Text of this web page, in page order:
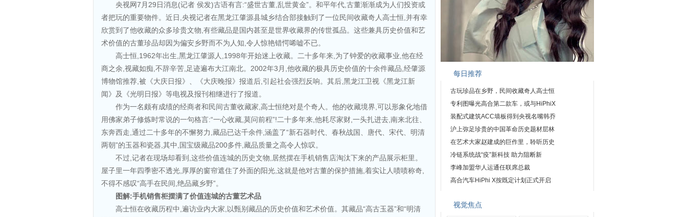
央视网7月29日消息(记者 侯发)古语有言:“盛世古董,乱世黄金”。和平年代,古董渐渐成为人们投资或
者把玩的重要物件。近日,央视记者在黑龙江肇源县城乡结合部接触到了一位民间收藏奇人高士恒,并有幸
欣赏到了他收藏的众多珍贵文物,有些藏品是国内甚至是世界收藏界的传世孤品。这些兼具历史价值和艺
术价值的古董珍品却因为偏安乡野而不为人知,令人惊艳错愕唏嘘不已。
高士恒,1962年出生,黑龙江肇源人,1998年开始迷上收藏。二十多年来,为了钟爱的收藏事业,他在经
商之余,视藏如痴,不辞辛苦,足迹遍布大江南北。2002年3月,他收藏的极具历史价值的十余件藏品,经肇源
博物馆推荐,被《大庆日报》、《大庆晚报》报道后,引起社会强烈反响。其后,黑龙江卫视《黑龙江新
闻》及《光明日报》等电视及报刊相继进行了报道。
作为一名颇有成绩的经商者和民间古董收藏家,高士恒绝对是个奇人。他的收藏境界,可以形象化地借
用佛家弟子修炼时常说的一句格言:“一心收藏,莫问前程”!二十多年来,他耗尽家财,一头扎进去,南来北往、
东奔西走,通过二十多年的不懈努力,藏品已达千余件,涵盖了“新石器时代、春秋战国、唐代、宋代、明清
两朝”的玉器和瓷器,其中,国宝级藏品200多件,藏品质量之高令人惊叹。
不过,记者在现场却看到,这些价值连城的历史文物,居然摆在手机销售店淘汰下来的产品展示柜里。
屋子里一年四季密不透光,厚厚的窗帘遮住了外面的阳光,这就是他对古董的保护措施,着实让人啧啧称奇,
不得不感叹“高手在民间,绝品藏乡野”。
图解:手机销售柜摆满了价值连城的古董艺术品
高士恒在收藏历程中,遍访业内大家,以甄别藏品的历史价值和艺术价值。其藏品“高古玉器”和“明清
每日推荐
古玩珍品在乡野，民间收藏奇人高士恒
专利图曝光高合第二款车，或与HiPhiX
装配式建筑ACC墙板得到央视名嘴韩乔
沪上弥足珍贵的中国革命历史题材层林
在艺术大家赵建成的巨作里，聆听历史
冷链系统战“疫”新科技 助力阻断新
李峰加盟华人运通任联席总裁
高合汽车HiPhi X按既定计划正式开启
视觉焦点